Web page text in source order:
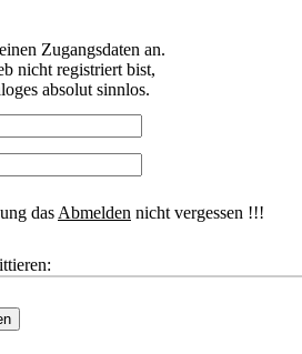
Zugangsdaten an.
nicht registriert bist,
absolut sinnlos.
das Abmelden nicht vergessen !!!